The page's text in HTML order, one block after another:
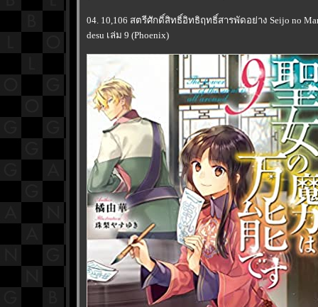
04. 10,106 สตรีศักดิ์สิทธิ์อิทธิฤทธิ์สารพัดอย่าง Seijo no
desu เล่ม 9 (Phoenix)